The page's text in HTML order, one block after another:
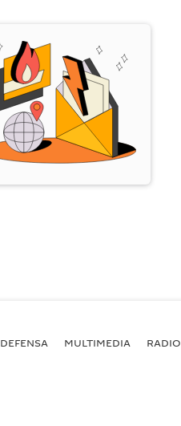
DEFENSA MULTIMEDIA RADIO